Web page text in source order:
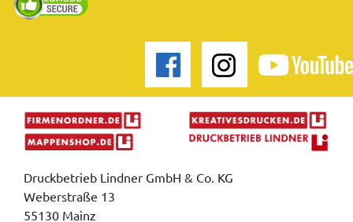
Druckbetrieb Lindner GmbH & Co. KG
Weberstraße 13
55130 Mainz